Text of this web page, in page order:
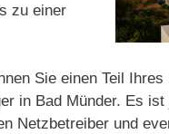
zu einer
Sie einen Teil
in Bad Münder. Es
Netzbetreiber und